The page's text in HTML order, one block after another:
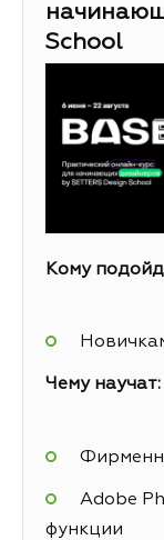
School
Кому
Чему научат:
Adobe
функции